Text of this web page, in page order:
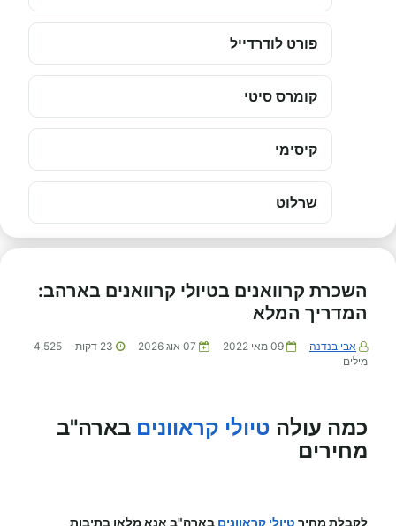
פורט לודרדייל
קומרס סיטי
קיסימי
שרלוט
השכרת קרוואנים בטיולי קרוואנים בארהב:
המדריך המלא
אבי בנדנה 09 מאי 2022 07 אוג 2026 23 דקות
4,525
מילים
כמה עולה טיולי קראוונים בארה"ב
מחירים
לקבלת מחיר טיולי קראוונים בארה"ב אנא מלאו בתיבות